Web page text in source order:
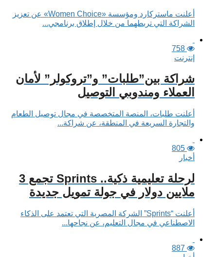
أعلنت ماستركارد ومؤسسة «Women Choice» عن تعزيز
الشراكة التي تربطهما من خلال إطلاق برنامجي...
758
إنترنت
شراكة بين”طلبات” و”تروكولر” لأمان
العملاء ومندوبي التوصيل
أعلنت طلبات، المنصة المتخصصة في مجال توصيل الطعام
والتجارة السريعة في المنطقة، عن شراكة...
805
أخبار
لرحلة تعليمية ذكية.. Sprints تجمع 3
ملايين دولار في جولة تمويل جديدة
أعلنت “Sprints” الشركة المصرية التي تعتمد على الذكاء
الاصطناعي في مجال التعليم، عن نجاحها...
887